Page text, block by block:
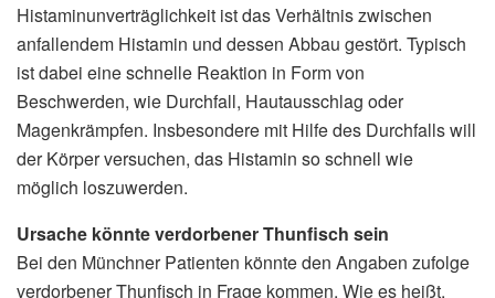
Histaminunverträglichkeit ist das Verhältnis zwischen
anfallendem Histamin und dessen Abbau gestört. Typisch
ist dabei eine schnelle Reaktion in Form von
Beschwerden, wie Durchfall, Hautausschlag oder
Magenkrämpfen. Insbesondere mit Hilfe des Durchfalls will
der Körper versuchen, das Histamin so schnell wie
möglich loszuwerden.
Ursache könnte verdorbener Thunfisch sein
Bei den Münchner Patienten könnte den Angaben zufolge
verdorbener Thunfisch in Frage kommen. Wie es heißt,